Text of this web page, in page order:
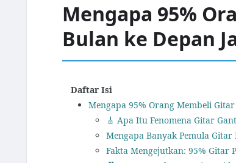
Mengapa 95%
Bulan ke Depan
Daftar Isi
Mengapa 95% Orang Membeli
🎸 Apa Itu Fenomena Gitar
Mengapa Banyak Pemula
Fakta Mengejutkan: 95% Gitar